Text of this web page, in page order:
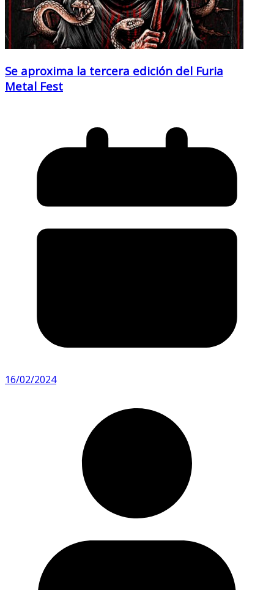
Se aproxima la tercera edición del Furia
Metal Fest
16/02/2024